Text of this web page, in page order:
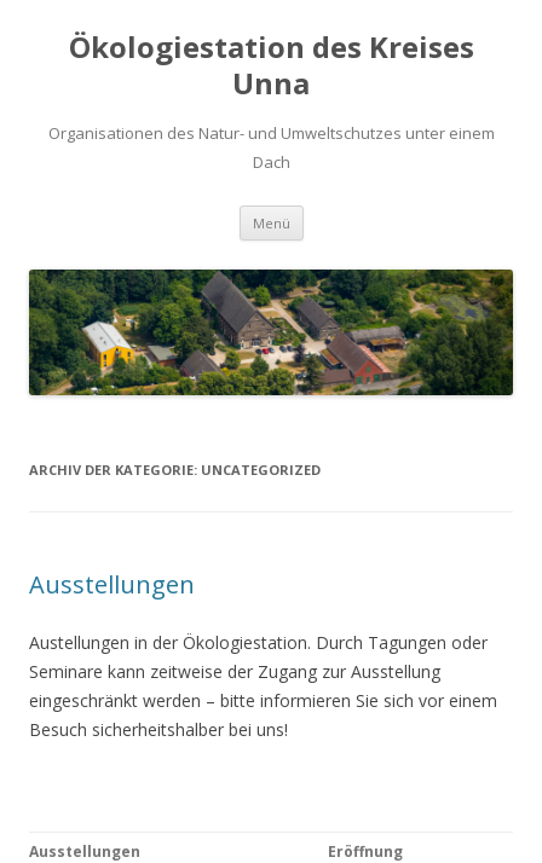
Ökologiestation des Kreises
Unna
Organisationen des Natur- und Umweltschutzes unter einem
Dach
Menü Zum
springen
ARCHIV DER KATEGORIE: UNCATEGORIZED
Ausstellungen
Austellungen in der Ökologiestation. Durch Tagungen oder
Seminare kann zeitweise der Zugang zur Ausstellung
eingeschränkt werden – bitte informieren Sie sich vor einem
Besuch sicherheitshalber bei uns!
Ausstellungen Eröffnung